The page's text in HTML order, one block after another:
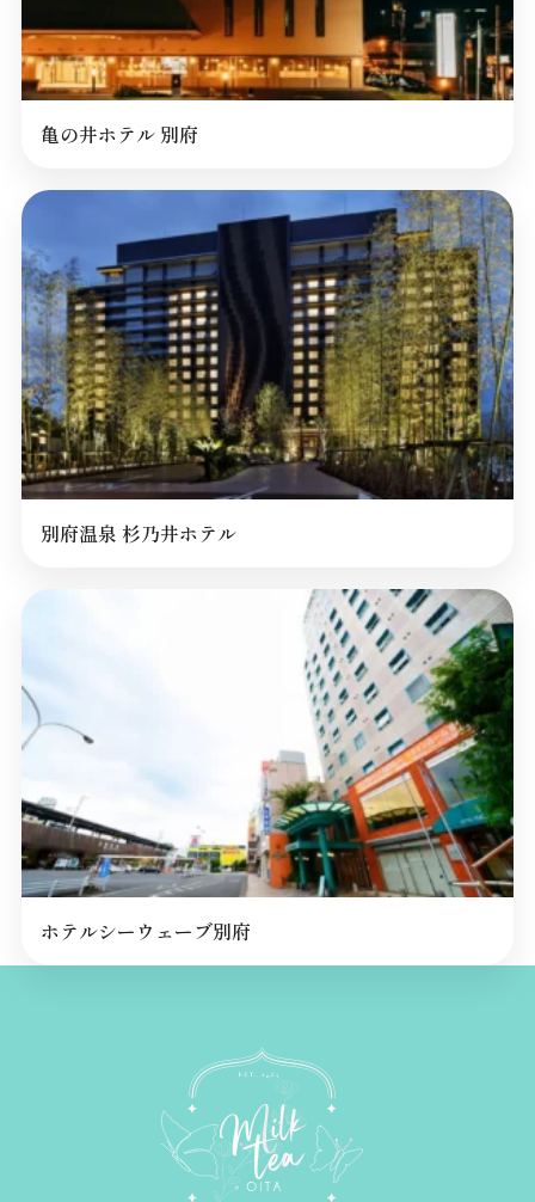
亀の井ホテル 別府
別府温泉 杉乃井ホテル
ホテルシーウェーブ別府